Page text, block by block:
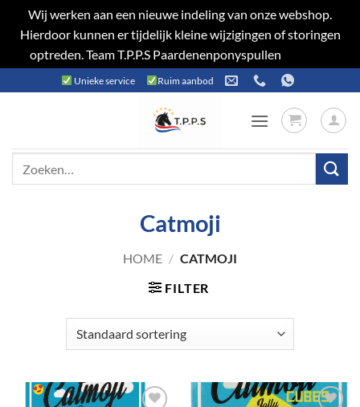
Wij werken aan een nieuwe indeling van onze webshop.
Hierdoor kunnen er tijdelijk kleine wijzigingen of storingen
optreden. Team T.P.P.S Paardenenponyspullen
naar
Unieke service Ruim aanbod
Catmoji
HOME / CATMOJI
FILTER